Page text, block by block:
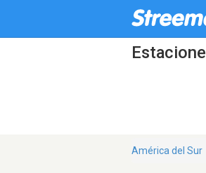
América del Sur